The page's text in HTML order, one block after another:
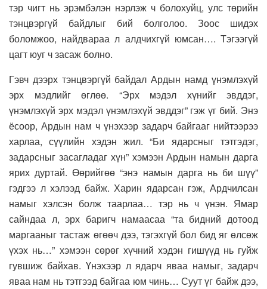
тэр чигт нь эрэмбэлэн нэрлэж ч болохуйц, улс төрийн
тэнцвэргүй байдлыг бий болголоо. Зоос шидэх
боломжоо, найдвараа л алдчихгүй юмсан…. Тэгээгүй
цагт юуг ч засаж болно.
Гэвч дээрх тэнцвэргүй байдал Ардын намд үнэмлэхүй
эрх мэдлийг өглөө. “Эрх мэдэл хүнийг эвддэг,
үнэмлэхүй эрх мэдэл үнэмлэхүй эвддэг” гэж үг бий. Энэ
ёсоор, Ардын нам ч үнэхээр задарч байгааг нийтээрээ
харлаа, сүүлийн хэдэн жил. “Би ядарсныг тэтгэдэг,
задарсныг засагладаг хүн” хэмээн Ардын намын дарга
ярих дуртай. Өөрийгөө “энэ намын дарга нь би шүү”
гэдгээ л хэлээд байж. Харин ядарсан гэж, Ардчилсан
намыг хэлсэн болж таарлаа… тэр нь ч үнэн. Ямар
сайндаа л, эрх баригч намаасаа “та бидний дотоод
маргааныг тастаж өгөөч дээ, тэгэхгүй бол бид яг өлсөж
үхэх нь…” хэмээн сөрөг хүчний хэдэн гишүүд нь гуйж
гувшиж байхав. Үнэхээр л ядарч яваа намыг, задарч
яваа нам нь тэтгээд байгаа юм чинь… Суут үг байж дээ,